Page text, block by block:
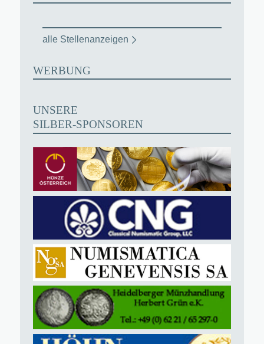
alle Stellenanzeigen
WERBUNG
UNSERE
SILBER-SPONSOREN